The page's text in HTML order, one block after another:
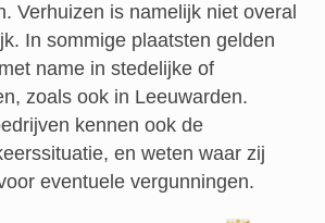
Verhuizen is namelijk niet overal
In sommige plaatsten gelden
name in stedelijke of
zoals ook in Leeuwarden.
kennen ook de
en weten waar zij
eventuele vergunningen.